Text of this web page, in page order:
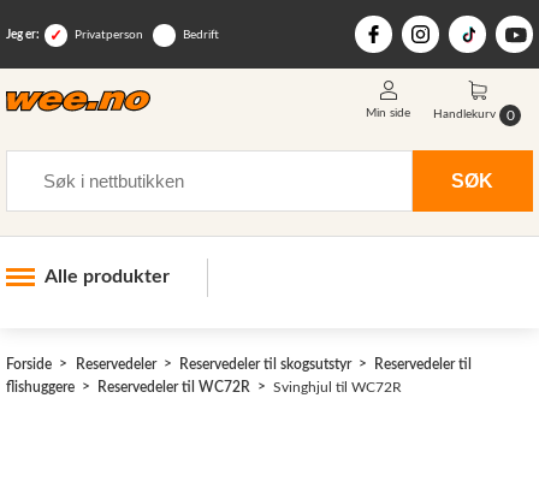
Jeg er: Privatperson Bedrift
SØK
Min side Handlekurv 0
Alle produkter
Skogsutstyr
Forside Reservedeler Reservedeler til skogsutstyr
Reservedeler til
flishuggere
Reservedeler til WC72R Svinghjul til WC72R